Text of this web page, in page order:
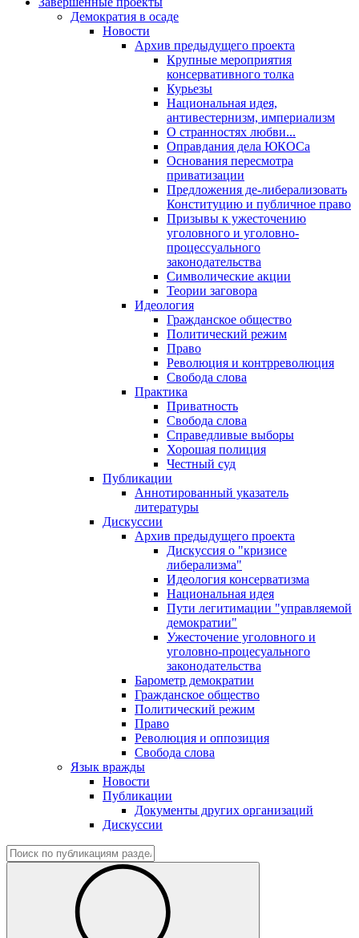
Демократия в осаде
Новости
Архив предыдущего проекта
Крупные мероприятия
консервативного толка
Курьезы
Национальная идея,
антивестернизм, империализм
О странностях любви...
Оправдания дела ЮКОСа
Основания пересмотра
приватизации
Предложения де-либерализовать
Конституцию и публичное право
Призывы к ужесточению
уголовного и уголовно-
процессуального
законодательства
Символические акции
Теории заговора
Идеология
Гражданское общество
Политический режим
Право
Революция и контрреволюция
Свобода слова
Практика
Приватность
Свобода слова
Справедливые выборы
Хорошая полиция
Честный суд
Публикации
Аннотированный указатель
литературы
Дискуссии
Архив предыдущего проекта
Дискуссия о "кризисе
либерализма"
Идеология консерватизма
Национальная идея
Пути легитимации "управляемой
демократии"
Ужесточение уголовного и
уголовно-процесуального
законодательства
Барометр демократии
Гражданское общество
Политический режим
Право
Революция и оппозиция
Свобода слова
Язык вражды
Новости
Публикации
Документы других организаций
Дискуссии